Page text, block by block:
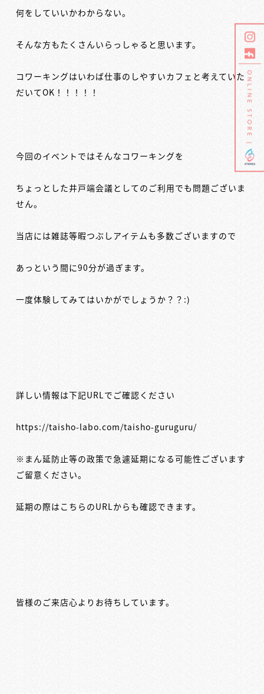
何をしていいかわからない。
そんな方もたくさんいらっしゃると思います。
コワーキングはいわば仕事のしやすいカフェと考えていた
だいてOK！！！！！
今回のイベントではそんなコワーキングを
ちょっとした井戸端会議としてのご利用でも問題ございま
せん。
当店には雑誌等暇つぶしアイテムも多数ございますので
あっという間に90分が過ぎます。
一度体験してみてはいかがでしょうか？？:)
詳しい情報は下記URLでご確認ください
https://taisho-labo.com/taisho-guruguru/
※まん延防止等の政策で急遽延期になる可能性ございます
ご留意ください。
延期の際はこちらのURLからも確認できます。
皆様のご来店心よりお待ちしています。
ONLINE STORE |